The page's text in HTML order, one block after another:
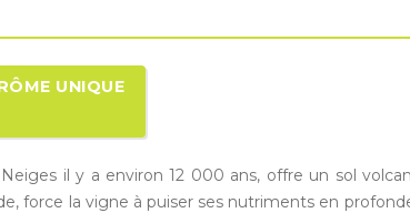
UNIQUE
il y a environ 12 000 ans, offre un sol
force la vigne à puiser ses nutriments en